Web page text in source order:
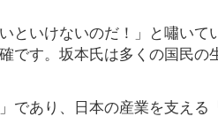
といけないのだ！」と嘯いて
です。坂本氏は多くの国民の
であり、日本の産業を支える